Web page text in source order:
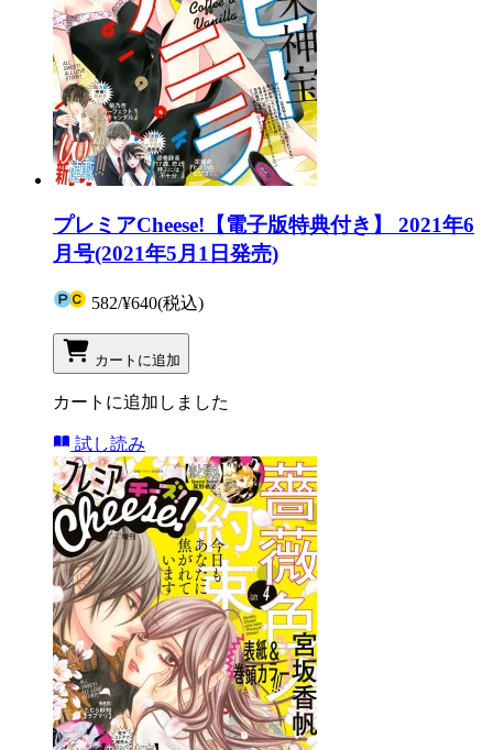
プレミアCheese!【電子版特典付き】 2021年6
月号(2021年5月1日発売)
582/¥640(税込)
カートに追加
カートに追加しました
試し読み